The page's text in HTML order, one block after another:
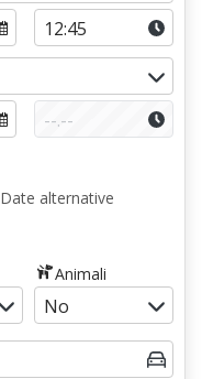
Date alternative
Animali